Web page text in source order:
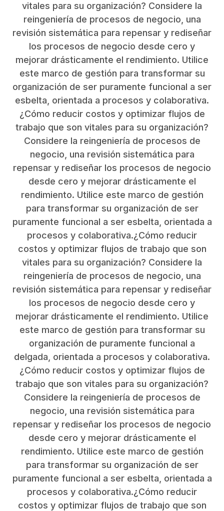
vitales para su organización? Considere la
reingeniería de procesos de negocio, una
revisión sistemática para repensar y rediseñar
los procesos de negocio desde cero y
mejorar drásticamente el rendimiento. Utilice
este marco de gestión para transformar su
organización de ser puramente funcional a ser
esbelta, orientada a procesos y colaborativa.
¿Cómo reducir costos y optimizar flujos de
trabajo que son vitales para su organización?
Considere la reingeniería de procesos de
negocio, una revisión sistemática para
repensar y rediseñar los procesos de negocio
desde cero y mejorar drásticamente el
rendimiento. Utilice este marco de gestión
para transformar su organización de ser
puramente funcional a ser esbelta, orientada a
procesos y colaborativa.¿Cómo reducir
costos y optimizar flujos de trabajo que son
vitales para su organización? Considere la
reingeniería de procesos de negocio, una
revisión sistemática para repensar y rediseñar
los procesos de negocio desde cero y
mejorar drásticamente el rendimiento. Utilice
este marco de gestión para transformar su
organización de puramente funcional a
delgada, orientada a procesos y colaborativa.
¿Cómo reducir costos y optimizar flujos de
trabajo que son vitales para su organización?
Considere la reingeniería de procesos de
negocio, una revisión sistemática para
repensar y rediseñar los procesos de negocio
desde cero y mejorar drásticamente el
rendimiento. Utilice este marco de gestión
para transformar su organización de ser
puramente funcional a ser esbelta, orientada a
procesos y colaborativa.¿Cómo reducir
costos y optimizar flujos de trabajo que son